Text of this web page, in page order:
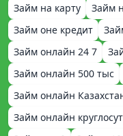
Займ на карту
Займ
Займ оне кредит
Займ онлайн 24 7
Займ онлайн 500 тыс
Займ онлайн
Займ онлайн